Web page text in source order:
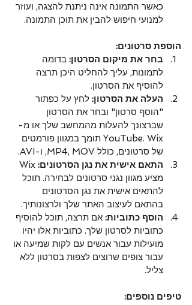
כאשר התמונה אינה ניתנת להצגה, ועוזר
למנועי חיפוש להבין את תוכן התמונה.
הוספת סרטונים:
בחר את מיקום הסרטון: בדומה
לתמונות, עליך להחליט היכן תרצה
להוסיף את הסרטון.
העלה את הסרטון: לחץ על כפתור
"הוסף סרטון" ובחר את הסרטון
שברצונך להעלות מהמחשב שלך או מ-
YouTube. Wix תומך במגוון פורמטים
של סרטונים, כולל MP4, MOV, ו-AVI.
התאם אישית את נגן הסרטונים:
מציע מגוון נגני סרטונים לבחירה. תוכל
להתאים אישית את נגן הסרטונים
בהתאם לעיצוב האתר שלך ולרצונותיך.
הוסף כתוביות: אם תרצה, תוכל להוסיף
כתוביות לסרטון שלך. כתוביות אלו יהיו
מועילות עבור אנשים עם לקות שמיעה או
עבור צופים שרוצים לצפות בסרטון ללא
צליל.
טיפים נוספים: